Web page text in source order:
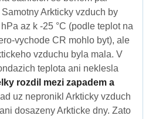
Arkticky vzduch by
az k -25 °C (podle teplot na
vychode CR mohlo byt), ale
vzduchu byla mala. V
teplota ani neklesla
rozdil mezi zapadem a
uz nepronikl Arkticky vzduch
dosazeny Arkticke dny. Zato